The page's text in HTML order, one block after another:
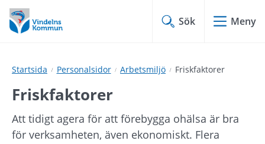
Hoppa
till
innehåll
Hoppa
till
undermeny
Sök Meny
Startsida Personalsidor Arbetsmiljö Friskfaktorer
Friskfaktorer
Att tidigt agera för att förebygga ohälsa är bra
för verksamheten, även ekonomiskt. Flera